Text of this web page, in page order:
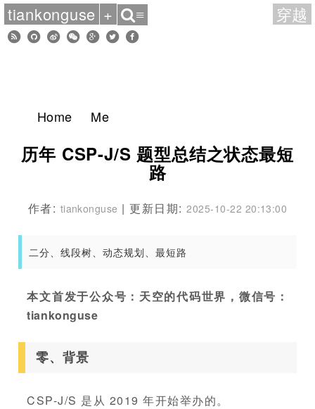
Home Me
历年 CSP-J/S 题型总结之状态最短
路
作者: tiankonguse | 更新日期:2025-10-22 20:13:00
二分、线段树、动态规划、最短路
本文首发于公众号：天空的代码世界，微信号：
tiankonguse
零、背景
CSP-J/S 是从 2019 年开始举办的。
tiankonguse + ≡ 穿越